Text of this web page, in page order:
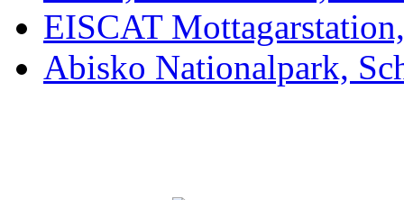
EISCAT
Abisko Nationalpark,